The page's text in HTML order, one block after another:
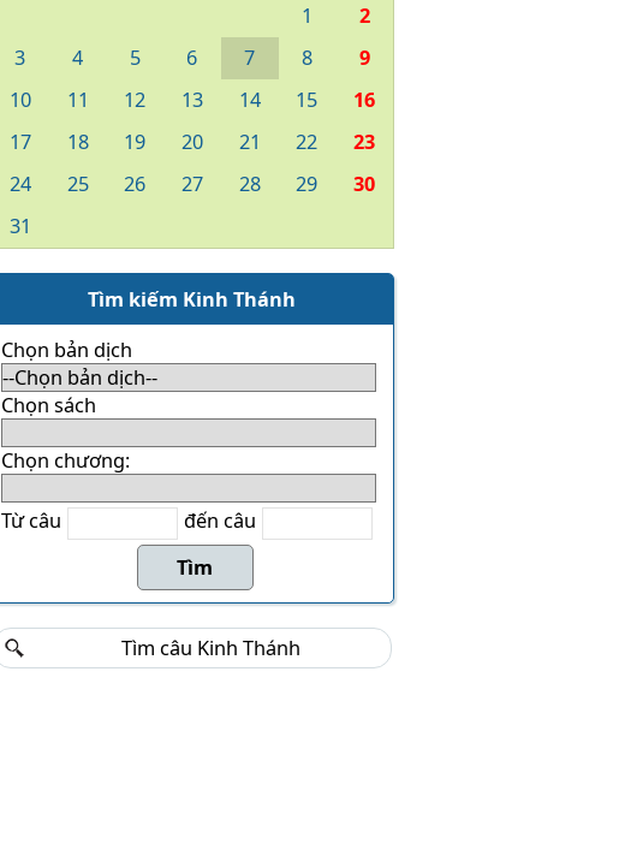
1
2
3
4 5 6 7 8
9
10
11 12 13 14 15
16
17
18 19 20 21 22
23
24
25 26 27 28 29
30
31
Tìm kiếm Kinh Thánh
Chọn bản dịch
Chọn sách
Chọn chương:
Từ câu đến câu